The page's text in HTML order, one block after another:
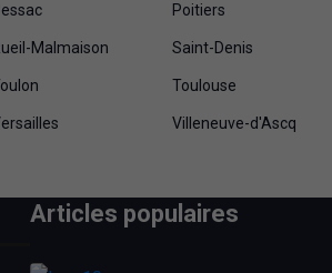
Poitiers
Malmaison Saint-Denis
Toulouse
Villeneuve-d'Ascq
Articles populaires